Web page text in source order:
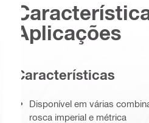
Aplicações
Características
Disponível em várias
rosca imperial e métrica